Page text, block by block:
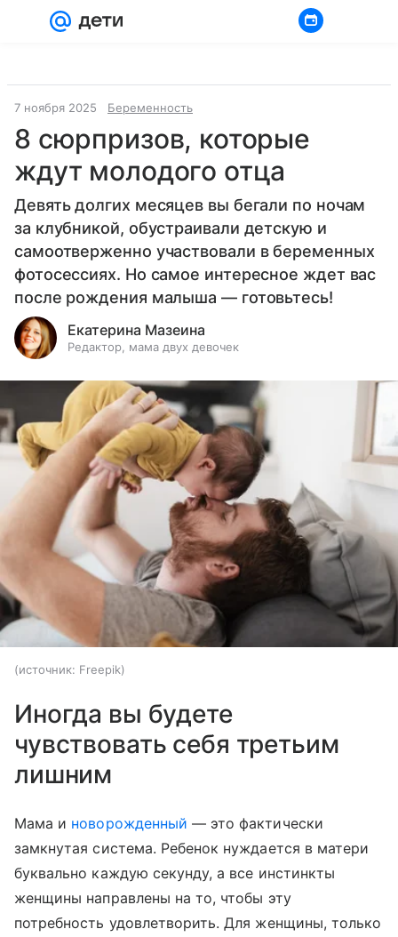
7 ноября 2025 Беременность
8 сюрпризов, которые
ждут молодого отца
Девять долгих месяцев вы бегали по ночам
за клубникой, обустраивали детскую и
самоотверженно участвовали в беременных
фотосессиях. Но самое интересное ждет вас
после рождения малыша — готовьтесь!
Екатерина Мазеина
Редактор, мама двух девочек
источник: Freepik
Иногда вы будете
чувствовать себя третьим
лишним
Мама и новорожденный — это фактически
замкнутая система. Ребенок нуждается в матери
буквально каждую секунду, а все инстинкты
женщины направлены на то, чтобы эту
потребность удовлетворить. Для женщины, только